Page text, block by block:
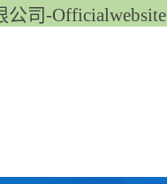
公司-Officialwebsite